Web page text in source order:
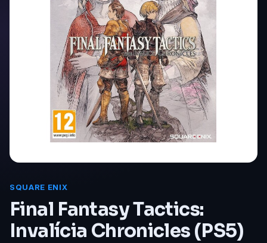
SQUARE ENIX
Final Fantasy Tactics:
Invalícia Chronicles (PS5)